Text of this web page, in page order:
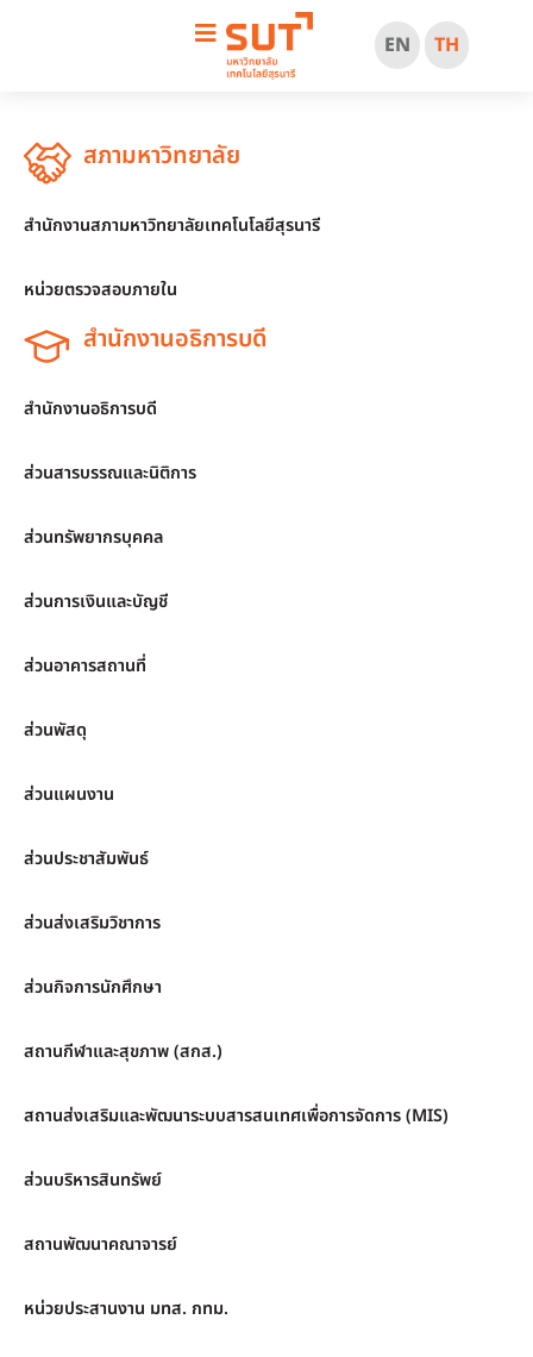
EN TH
สภามหาวิทยาลัย
สำนักงานสภามหาวิทยาลัยเทคโนโลยีสุรนารี
หน่วยตรวจสอบภายใน
สำนักงานอธิการบดี
สำนักงานอธิการบดี
ส่วนสารบรรณและนิติการ
ส่วนทรัพยากรบุคคล
ส่วนการเงินและบัญชี
ส่วนอาคารสถานที่
ส่วนพัสดุ
ส่วนแผนงาน
ส่วนประชาสัมพันธ์
ส่วนส่งเสริมวิชาการ
ส่วนกิจการนักศึกษา
สถานกีฬาและสุขภาพ (สกส.)
สถานส่งเสริมและพัฒนาระบบสารสนเทศเพื่อการจัดการ (MIS)
ส่วนบริหารสินทรัพย์
สถานพัฒนาคณาจารย์
หน่วยประสานงาน มทส. กทม.